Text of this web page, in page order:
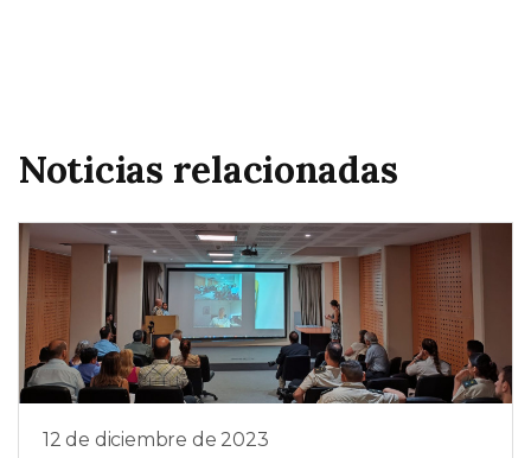
Noticias relacionadas
12 de diciembre de 2023